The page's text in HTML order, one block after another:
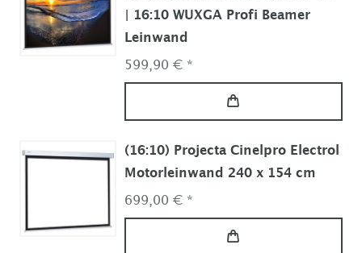
| 16:10 WUXGA Profi Beamer
Leinwand
599,90 € *
(16:10) Projecta Cinelpro Electrol
Motorleinwand 240 x 154 cm
699,00 € *